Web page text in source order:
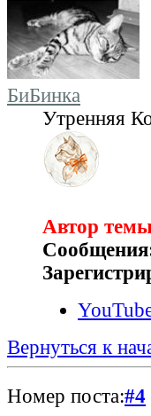
БиБинка
Утренняя
Автор
Вернуться к
Номер поста:#4